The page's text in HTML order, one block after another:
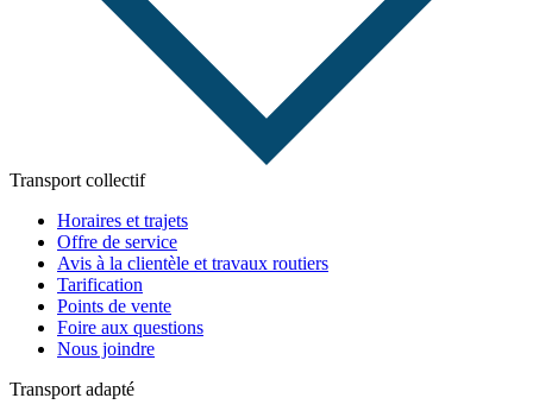
Transport collectif
Horaires et trajets
Offre de service
Avis à la clientèle et travaux routiers
Tarification
Points de vente
Foire aux questions
Nous joindre
Transport adapté